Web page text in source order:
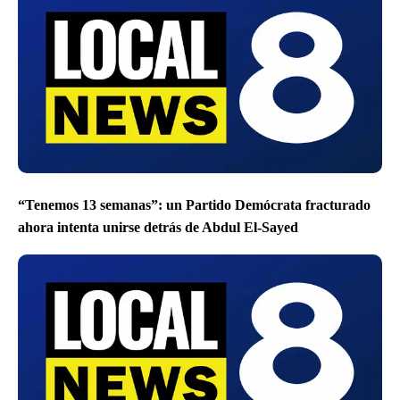
“Tenemos 13 semanas”: un Partido Demócrata fracturado
ahora intenta unirse detrás de Abdul El-Sayed